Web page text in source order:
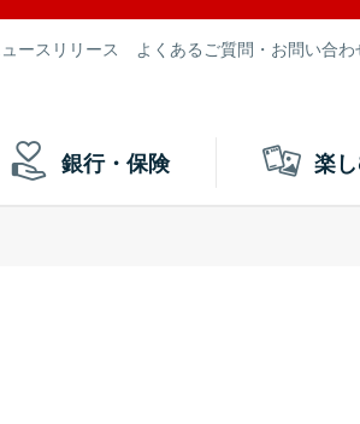
ースリリース よくあるご質問・お問い合わ
銀行・保険 楽